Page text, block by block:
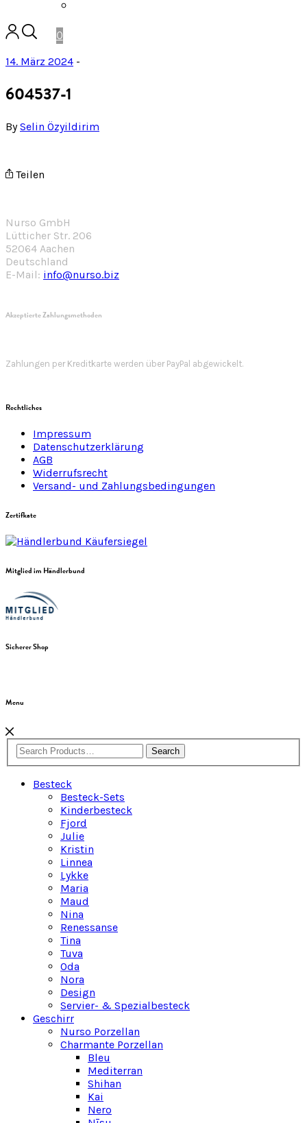
0
14. März 2024 -
604537-1
BySelin Özyildirim
Teilen
Nurso GmbH
Lütticher Str. 206
52064 Aachen
Deutschland
E-Mail: info@nurso.biz
Akzeptierte Zahlungsmethoden
Zahlungen per Kreditkarte werden über PayPal abgewickelt.
Rechtliches
Impressum
Datenschutzerklärung
AGB
Widerrufsrecht
Versand- und Zahlungsbedingungen
Zertifkate
Mitglied im Händlerbund
Sicherer Shop
Menu
Search
Besteck
Besteck-Sets
Kinderbesteck
Fjord
Julie
Kristin
Linnea
Lykke
Maria
Maud
Nina
Renessanse
Tina
Tuva
Oda
Nora
Design
Servier- & Spezialbesteck
Geschirr
Nurso Porzellan
Charmante Porzellan
Bleu
Mediterran
Shihan
Kai
Nero